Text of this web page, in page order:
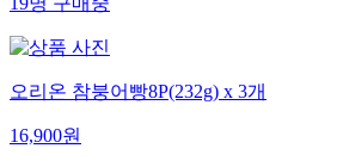
19명구매중
오리온 참붕어빵8P(232g) x 3개
16,900원